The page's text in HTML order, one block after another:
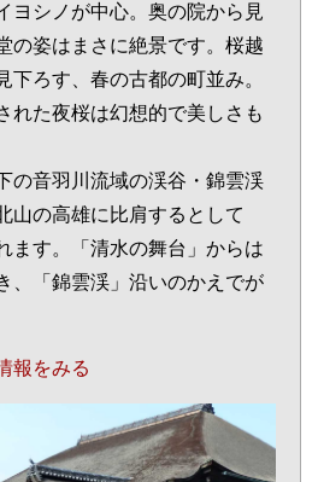
ヨシノが中心。奥の院から見
の姿はまさに絶景です。桜越
下ろす、春の古都の町並み。
れた夜桜は幻想的で美しさも
の音羽川流域の渓谷・錦雲渓
山の高雄に比肩するとして
ます。「清水の舞台」からは
、「錦雲渓」沿いのかえでが
報をみる